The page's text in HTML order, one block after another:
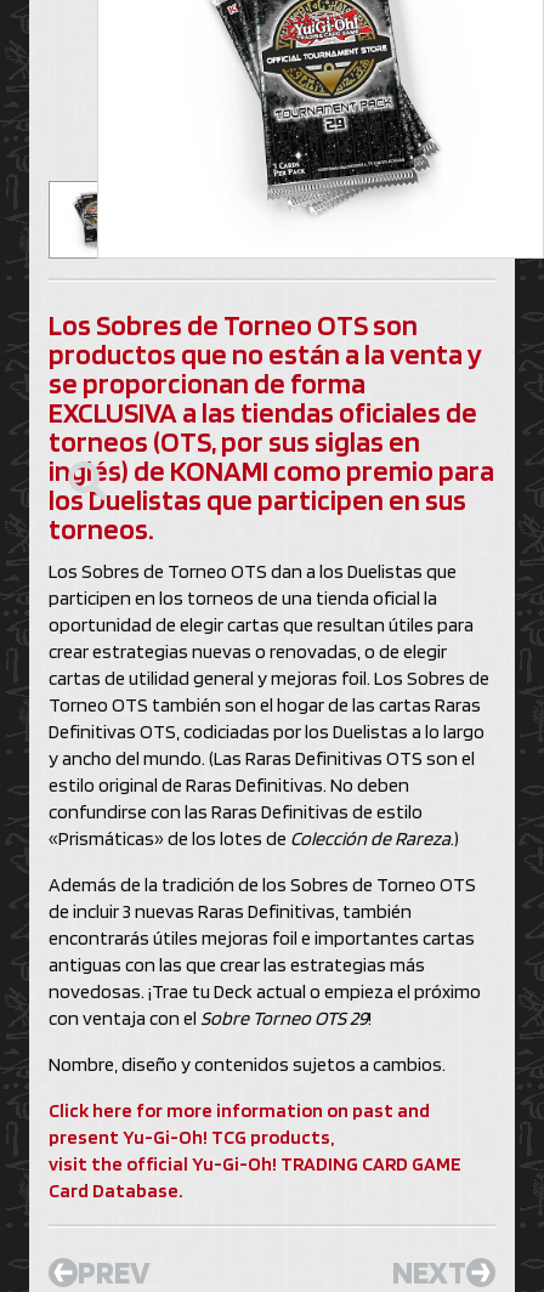
Los Sobres de Torneo OTS son
productos que no están a la venta y
se proporcionan de forma
EXCLUSIVA a las tiendas oficiales de
torneos (OTS, por sus siglas en
inglés) de KONAMI como premio para
los Duelistas que participen en sus
torneos.
Los Sobres de Torneo OTS dan a los Duelistas que
participen en los torneos de una tienda oficial la
oportunidad de elegir cartas que resultan útiles para
crear estrategias nuevas o renovadas, o de elegir
cartas de utilidad general y mejoras foil. Los Sobres de
Torneo OTS también son el hogar de las cartas Raras
Definitivas OTS, codiciadas por los Duelistas a lo largo
y ancho del mundo. (Las Raras Definitivas OTS son el
estilo original de Raras Definitivas. No deben
confundirse con las Raras Definitivas de estilo
«Prismáticas» de los lotes de Colección de Rareza.)
Además de la tradición de los Sobres de Torneo OTS
de incluir 3 nuevas Raras Definitivas, también
encontrarás útiles mejoras foil e importantes cartas
antiguas con las que crear las estrategias más
novedosas. ¡Trae tu Deck actual o empieza el próximo
con ventaja con el Sobre Torneo OTS 29!
Nombre, diseño y contenidos sujetos a cambios.
Click here for more information on past and
present Yu-Gi-Oh! TCG products,
visit the official Yu-Gi-Oh! TRADING CARD GAME
Card Database.
PREV NEXT